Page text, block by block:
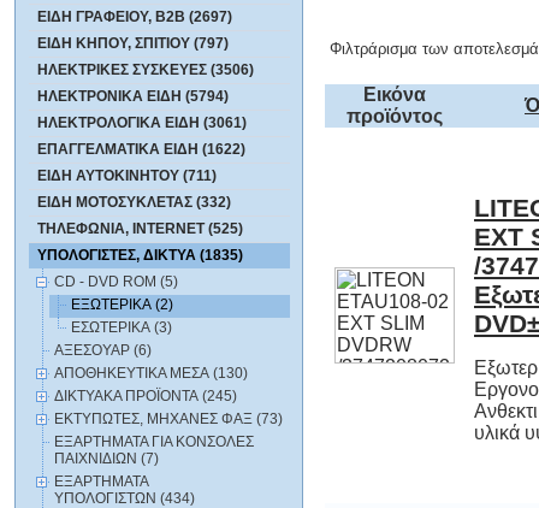
ΕΙΔΗ ΓΡΑΦΕΙΟΥ, B2B (2697)
ΕΙΔΗ ΚΗΠΟΥ, ΣΠΙΤΙΟΥ (797)
ΗΛΕΚΤΡΙΚΕΣ ΣΥΣΚΕΥΕΣ (3506)
ΗΛΕΚΤΡΟΝΙΚΑ ΕΙΔΗ (5794)
ΗΛΕΚΤΡΟΛΟΓΙΚΑ ΕΙΔΗ (3061)
ΕΠΑΓΓΕΛΜΑΤΙΚΑ ΕΙΔΗ (1622)
ΕΙΔΗ ΑΥΤΟΚΙΝΗΤΟΥ (711)
ΕΙΔΗ ΜΟΤΟΣΥΚΛΕΤΑΣ (332)
ΤΗΛΕΦΩΝΙΑ, INTERNET (525)
ΥΠΟΛΟΓΙΣΤΕΣ, ΔΙΚΤΥΑ (1835)
CD - DVD ROM (5)
ΕΞΩΤΕΡΙΚΑ (2)
ΕΣΩΤΕΡΙΚΑ (3)
ΑΞΕΣΟΥΑΡ (6)
ΑΠΟΘΗΚΕΥΤΙΚΑ ΜΕΣΑ (130)
ΔΙΚΤΥΑΚΑ ΠΡΟΪΟΝΤΑ (245)
ΕΚΤΥΠΩΤΕΣ, ΜΗΧΑΝΕΣ ΦΑΞ (73)
ΕΞΑΡΤΗΜΑΤΑ ΓΙΑ ΚΟΝΣΟΛΕΣ
ΠΑΙΧΝΙΔΙΩΝ (7)
ΕΞΑΡΤΗΜΑΤΑ
ΥΠΟΛΟΓΙΣΤΩΝ (434)
Φιλτράρισμα των
Εικόνα
προϊόντος
EXT
/
υλικά